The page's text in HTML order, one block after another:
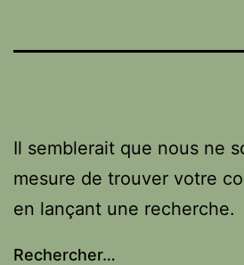
Il semblerait que nous ne
mesure de trouver votre
en lançant une recherche.
Rechercher…